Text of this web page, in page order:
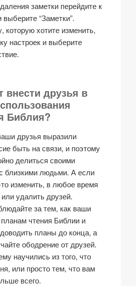
заметки перейдите к
“Заметки”.
которую хотите изменить,
настроек и выберите
внести друзья в
Библия?
друзья выразили
быть на связи, и поэтому
делиться своими
близкими людьми. А если
изменить, в любое время
удалить друзей.
за тем, как ваши
чтения Библии и
планы до конца, а
ободрение от друзей.
научились из того, что
или просто тем, что вам
всего.